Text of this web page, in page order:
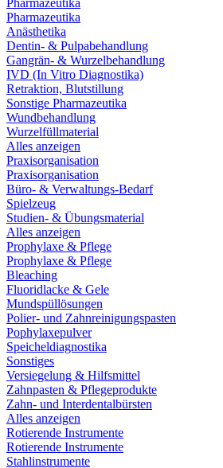
Pharmazeutika
Pharmazeutika
Anästhetika
Dentin- & Pulpabehandlung
Gangrän- & Wurzelbehandlung
IVD (In Vitro Diagnostika)
Retraktion, Blutstillung
Sonstige Pharmazeutika
Wundbehandlung
Wurzelfüllmaterial
Alles anzeigen
Praxisorganisation
Praxisorganisation
Büro- & Verwaltungs-Bedarf
Spielzeug
Studien- & Übungsmaterial
Alles anzeigen
Prophylaxe & Pflege
Prophylaxe & Pflege
Bleaching
Fluoridlacke & Gele
Mundspüllösungen
Polier- und Zahnreinigungspasten
Pophylaxepulver
Speicheldiagnostika
Sonstiges
Versiegelung & Hilfsmittel
Zahnpasten & Pflegeprodukte
Zahn- und Interdentalbürsten
Alles anzeigen
Rotierende Instrumente
Rotierende Instrumente
Stahlinstrumente